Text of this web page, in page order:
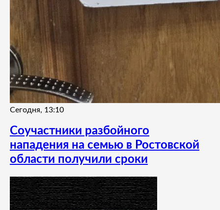
Сегодня, 13:10
Соучастники разбойного
нападения на семью в Ростовской
области получили сроки